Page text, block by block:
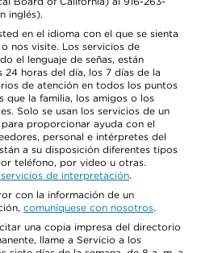
inglés).
en el idioma con el que se sienta
nos visite. Los servicios de
el lenguaje de señas, están
24 horas del día, los 7 días de la
de atención en todos los puntos
que la familia, los amigos o los
Solo se usan los servicios de un
proporcionar ayuda con el
personal e intérpretes del
a su disposición diferentes tipos
teléfono, por video u otras.
de interpretación.
con la información de un
comuníquese con nosotros.
una copia impresa del directorio
llame a Servicio a los